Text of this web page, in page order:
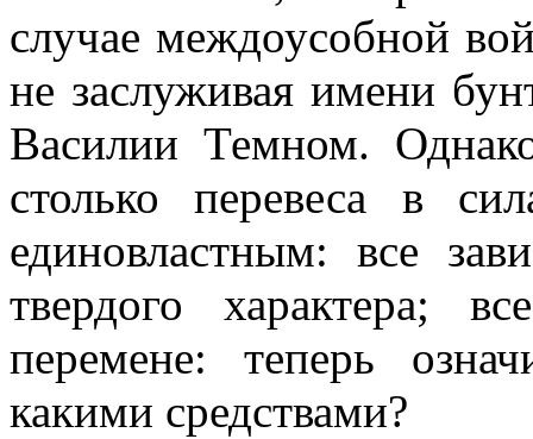
случае междоусобной
не заслуживая имени
Василии Темном.
столько перевеса в
единовластным: все
твердого характера;
перемене: теперь
какими средствами?